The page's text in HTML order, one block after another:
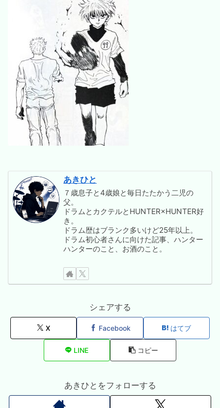
あきひと
７歳息子と4歳娘と毎日たたかう二児の
父。
ドラムとカクテルとHUNTER×HUNTER好
き。
ドラム歴はブランク多いけど25年以上。
ドラム初心者さんに向けた記事、ハンター
ハンターのこと、お酒のこと。
シェアする
X Facebook はてブ
LINE コピー
あきひとをフォローする